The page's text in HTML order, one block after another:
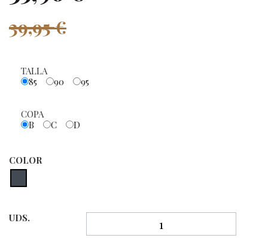
39,95 €
TALLA
85
90 95
COPA
B
C D
COLOR
UDS.